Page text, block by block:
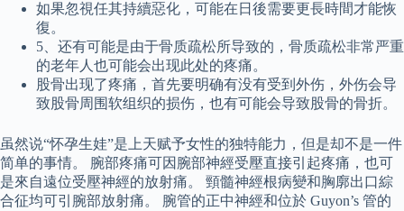
如果忽視任其持續惡化，可能在日後需要更長時間才能恢
復。
5、还有可能是由于骨质疏松所导致的，骨质疏松非常严重
的老年人也可能会出现此处的疼痛。
股骨出现了疼痛，首先要明确有没有受到外伤，外伤会导
致股骨周围软组织的损伤，也有可能会导致股骨的骨折。
虽然说“怀孕生娃”是上天赋予女性的独特能力，但是却不是一件
简单的事情。 腕部疼痛可因腕部神經受壓直接引起疼痛，也可
是來自遠位受壓神經的放射痛。 頸髓神經根病變和胸廓出口綜
合征均可引腕部放射痛。 腕管的正中神經和位於 Guyon’s 管的